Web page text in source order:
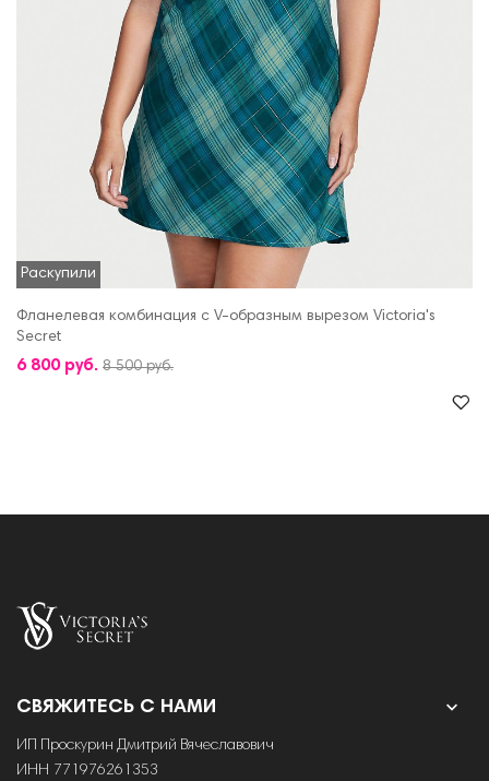
Раскупили
Фланелевая комбинация с V-образным вырезом Victoria's
Secret
6 800 руб. 8 500 руб.
СВЯЖИТЕСЬ С НАМИ 
ИП Проскурин Дмитрий Вячеславович
ИНН 771976261353